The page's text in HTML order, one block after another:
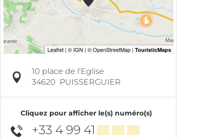
10 place de l'Eglise
34620 PUISSERGUIER
Cliquez pour afficher le(s) numéro(s)
+33 4 99 41 ▒▒ ▒▒ ▒▒